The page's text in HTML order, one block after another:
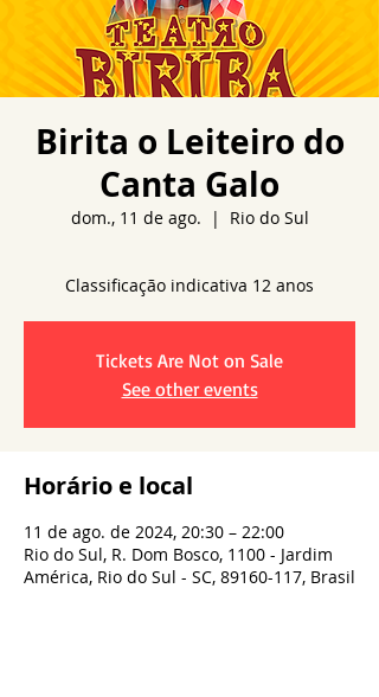
Birita o Leiteiro do
Canta Galo
dom., 11 de ago.
  |
Rio do Sul
Tickets Are Not on Sale
See other events
Horário e local
11 de ago. de 2024, 20:30 – 22:00
Rio do Sul, R. Dom Bosco, 1100 - Jardim
América, Rio do Sul - SC, 89160-117, Brasil